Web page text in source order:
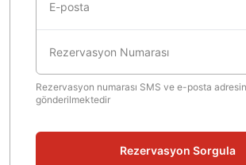
E-posta
Rezervasyon Numarası
Rezervasyon numarası SMS ve e-posta
gönderilmektedir
Rezervasyon Sorgula